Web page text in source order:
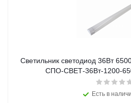
Светильник светодиод 36Вт
СПО-СВЕТ-36Вт-1200-
Есть в